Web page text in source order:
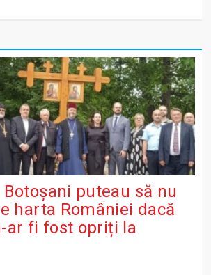
Botoșani puteau să nu
harta României dacă
ar fi fost opriți la